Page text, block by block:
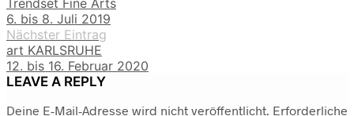
Trendset Fine Arts
6. bis 8. Juli 2019
Nächster Eintrag
art KARLSRUHE
12. bis 16. Februar 2020
LEAVE A REPLY
Deine E-Mail-Adresse wird nicht veröffentlicht. Erforderliche